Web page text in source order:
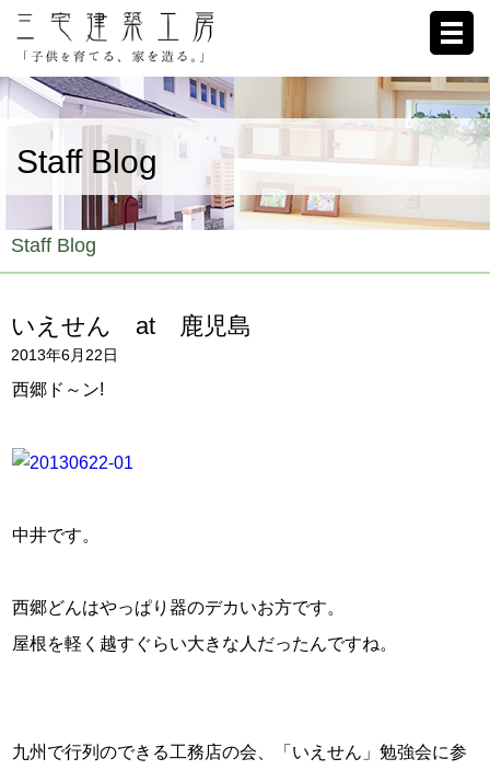
ホーム
家への想い
施工例
ブログ
リクルート
Staff Blog
Staff Blog
いえせん at 鹿児島
2013年6月22日
西郷 ド～ン!
中井です。
西郷どんはやっぱり器のデカいお方です。
屋根を軽く越すぐらい大きな人だったんですね。
九州で行列のできる工務店の会、「 いえせん 」勉強会に参